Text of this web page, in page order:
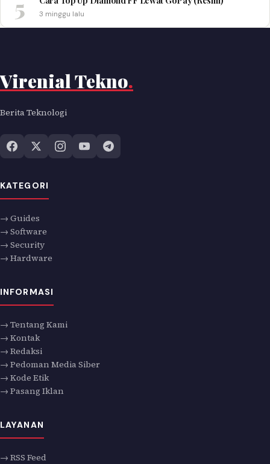
5 3 minggu lalu
Virenial Tekno.
Berita Teknologi
KATEGORI
→ Guides
→ Software
→ Security
→ Hardware
INFORMASI
→ Tentang Kami
→ Kontak
→ Redaksi
→ Pedoman Media Siber
→ Kode Etik
→ Pasang Iklan
LAYANAN
→ RSS Feed